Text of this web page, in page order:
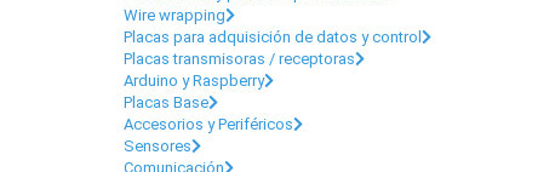
Wire wrapping
Placas para adquisición de datos y control
Placas transmisoras / receptoras
Arduino y Raspberry
Placas Base
Accesorios y Periféricos
Sensores
Comunicación